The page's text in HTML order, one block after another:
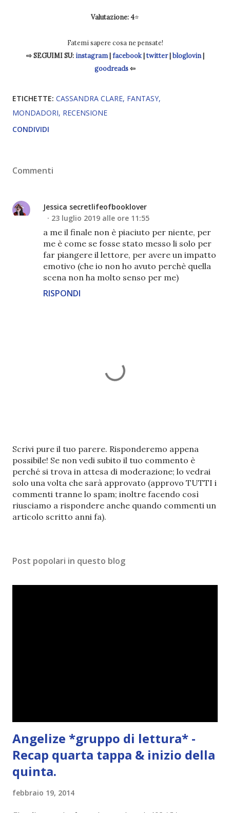
Valutazione: 4⭐
Fatemi sapere cosa ne pensate!
⇨ SEGUIMI SU: instagram|facebook|twitter|bloglovin|
goodreads⇦
ETICHETTE: CASSANDRA CLARE FANTASY
MONDADORI RECENSIONE
CONDIVIDI
Commenti
Jessica secretlifeofbooklover
23 luglio 2019 alle ore 11:55
a me il finale non è piaciuto per niente, per
me è come se fosse stato messo li solo per
far piangere il lettore, per avere un impatto
emotivo (che io non ho avuto perchè quella
scena non ha molto senso per me)
RISPONDI
P
o
s
t
a
u
n
m
n
Scrivi pure il tuo parere. Risponderemo appena
possibile! Se non vedi subito il tuo commento è
perché si trova in attesa di moderazione; lo vedrai
solo una volta che sarà approvato (approvo TUTTI i
commenti tranne lo spam; inoltre facendo così
riusciamo a rispondere anche quando commenti un
articolo scritto anni fa).
Post popolari in questo blog
Angelize *gruppo di lettura* -
Recap quarta tappa & inizio della
quinta.
febbraio 19, 2014